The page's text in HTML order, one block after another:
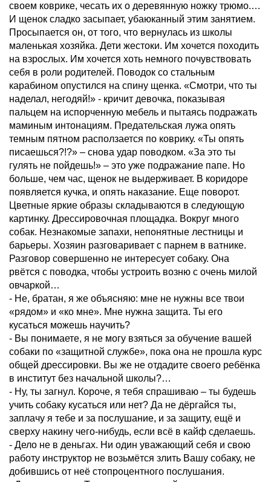
своем коврике, чесать их о деревянную ножку трюмо.…
И щенок сладко засыпает, убаюканный этим занятием.
Просыпается он, от того, что вернулась из школы
маленькая хозяйка. Дети жестоки. Им хочется походить
на взрослых. Им хочется хоть немного почувствовать
себя в роли родителей. Поводок со стальным
карабином опустился на спину щенка. «Смотри, что ты
наделал, негодяй!» - кричит девочка, показывая
пальцем на испорченную мебель и пытаясь подражать
маминым интонациям. Предательская лужа опять
темным пятном расползается по коврику. «Ты опять
писаешься?!?» – снова удар поводком. «За это ты
гулять не пойдешь!» – это уже подражание папе. Но
больше, чем час, щенок не выдерживает. В коридоре
появляется кучка, и опять наказание. Еще поворот.
Цветные яркие образы складываются в следующую
картинку. Дрессировочная площадка. Вокруг много
собак. Незнакомые запахи, непонятные лестницы и
барьеры. Хозяин разговаривает с парнем в ватнике.
Разговор совершенно не интересует собаку. Она
рвётся с поводка, чтобы устроить возню с очень милой
овчаркой…
- Не, братан, я же объясняю: мне не нужны все твои
«рядом» и «ко мне». Мне нужна защита. Ты его
кусаться можешь научить?
- Вы понимаете, я не могу взяться за обучение вашей
собаки по «защитной службе», пока она не прошла курс
общей дрессировки. Вы же не отдадите своего ребёнка
в институт без начальной школы?…
- Ну, ты загнул. Короче, я тебя спрашиваю – ты будешь
учить собаку кусаться или нет? Да не дёргайся ты,
заплачу я тебе и за послушание, и за защиту, ещё и
сверху накину чего-нибудь, если всё в кайф сделаешь.
- Дело не в деньгах. Ни один уважающий себя и свою
работу инструктор не возьмётся злить Вашу собаку, не
добившись от неё стопроцентного послушания.